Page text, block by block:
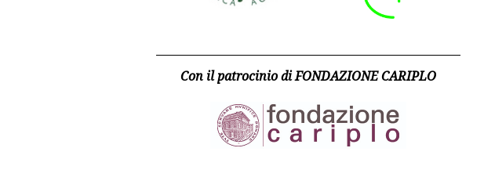
Con il patrocinio di FONDAZIONE CARIPLO